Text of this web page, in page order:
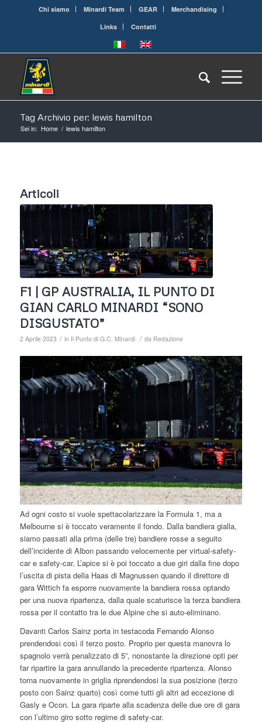
Chi siamo Minardi Team GEAR
Merchandising
Links
Contatti
Tag Archivio per: lewis hamilton
Sei in: Home / lewis hamilton
Articoli
F1 | GP AUSTRALIA, IL PUNTO DI
GIAN CARLO MINARDI “SONO
DISGUSTATO”
2 Aprile 2023 / in Il Punto di G.C. Minardi / da Redazione
Ad ogni costo si vuole spettacolarizzare la Formula 1, ma a
Melbourne si è toccato veramente il fondo. Dalla bandiera gialla,
siamo passati alla prima (delle tre) bandiere rosse a seguito
dell’incidente di Albon passando velocemente per virtual-safety-
car e safety-car. L’apice si è poi toccato a due giri dalla fine dopo
l’uscita di pista della Haas di Magnussen quando il direttore di
gara Wittich fa esporre nuovamente la bandiera rossa optando
per una nuova ripartenza, dalla quale scaturisce la terza bandiera
rossa per il contatto tra le due Alpine che si auto-eliminano.
Davanti Carlos Sainz porta in testacoda Fernando Alonso
prendendosi così il terzo posto. Proprio per questa manovra lo
spagnolo verrà penalizzato di 5”, nonostante la direzione opti per
far ripartire la gara annullando la precedente ripartenza. Alonso
torna nuovamente in griglia riprendendosi la sua posizione (terzo
posto con Sainz quarto) così come tutti gli altri ad eccezione di
Gasly e Ocon. La gara riparte alla scadenza delle due ore di gara
con l’ultimo giro sotto regime di safety-car.